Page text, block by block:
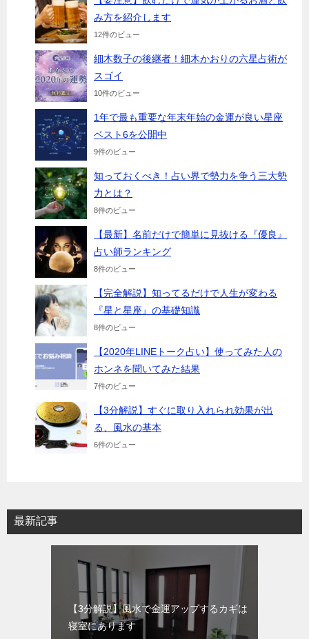
み方を紹介します
12件のビュー
細木数子の後継者！細木かおりの六星占術が
スゴイ
10件のビュー
1年で最も重要な年末年始の金運が良い星座
ベスト6を公開中
9件のビュー
知っておくべき！占い界で勢力を争う三大勢
力とは？
8件のビュー
【最新】名前だけで簡単に見抜ける『優良』
占い師ランキング
8件のビュー
【完全解説】知ってるだけで人生が変わる
『星と星座』の基礎知識
8件のビュー
【2020年LINEトーク占い】使ってみた人の
ホンネを聞いてみた結果
7件のビュー
【3分解説】すぐに取り入れられ効果が出
る、風水の基本
6件のビュー
最新記事
【3分解説】風水で金運アップするカギは
寝室にあります